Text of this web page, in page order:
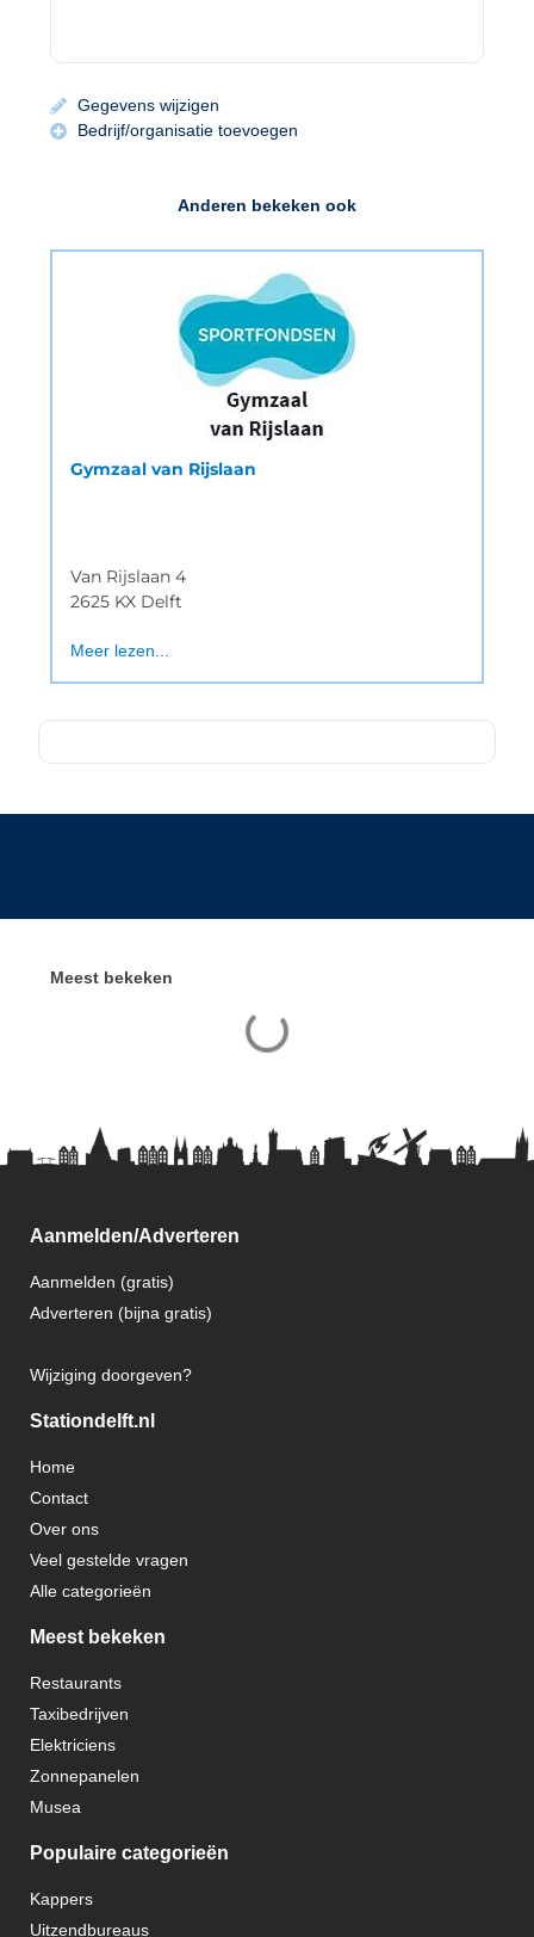
Gegevens wijzigen
Bedrijf/organisatie toevoegen
Anderen bekeken ook
Gymzaal van Rijslaan
Van Rijslaan 4
2625 KX Delft
Meer lezen...
Meest bekeken
Aanmelden/Adverteren
Aanmelden (gratis)
Adverteren (bijna gratis)
Wijziging doorgeven?
Stationdelft.nl
Home
Contact
Over ons
Veel gestelde vragen
Alle categorieën
Meest bekeken
Restaurants
Taxibedrijven
Elektriciens
Zonnepanelen
Musea
Populaire categorieën
Kappers
Uitzendbureaus